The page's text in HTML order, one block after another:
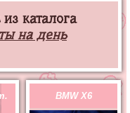
каталога
на день
BMW X6